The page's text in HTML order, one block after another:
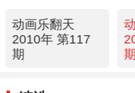
动画乐翻天
2010年 第117
期